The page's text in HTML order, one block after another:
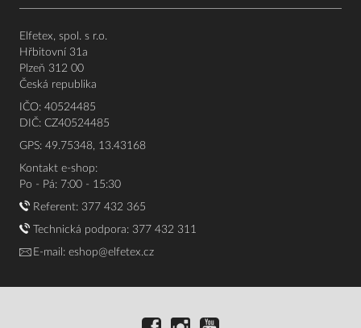
Elfetex, spol. s r.o.
Hřbitovní 31a
Plzeň 312 00
Česká republika
IČO: 40524485
DIČ: CZ40524485
GPS: 49.75348, 13.43168
Kontakt e-shop:
Po - Pá: 7:00 - 15:30
Referent: 377 432 365
Technická podpora: 377 432 311
E-mail: eshop@elfetex.cz